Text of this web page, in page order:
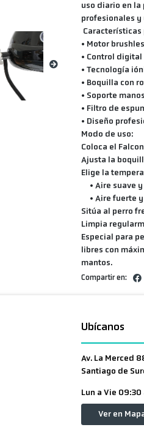
uso diario en la
profesionales y
• Motor
• Control digital
• Tecnología
• Boquilla con
• Soporte
• Filtro de
• Diseño
Modo de uso:
Coloca el
Ajusta la
Elige la
• Aire suave
• Aire fuerte y
Sitúa al perro
Limpia
Especial para
libres con
mantos.
Compartir en:
Ubícanos
Av. La Merced
Santiago de
Lun a Vie
Ver en